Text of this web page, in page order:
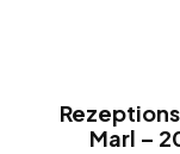
Marl –